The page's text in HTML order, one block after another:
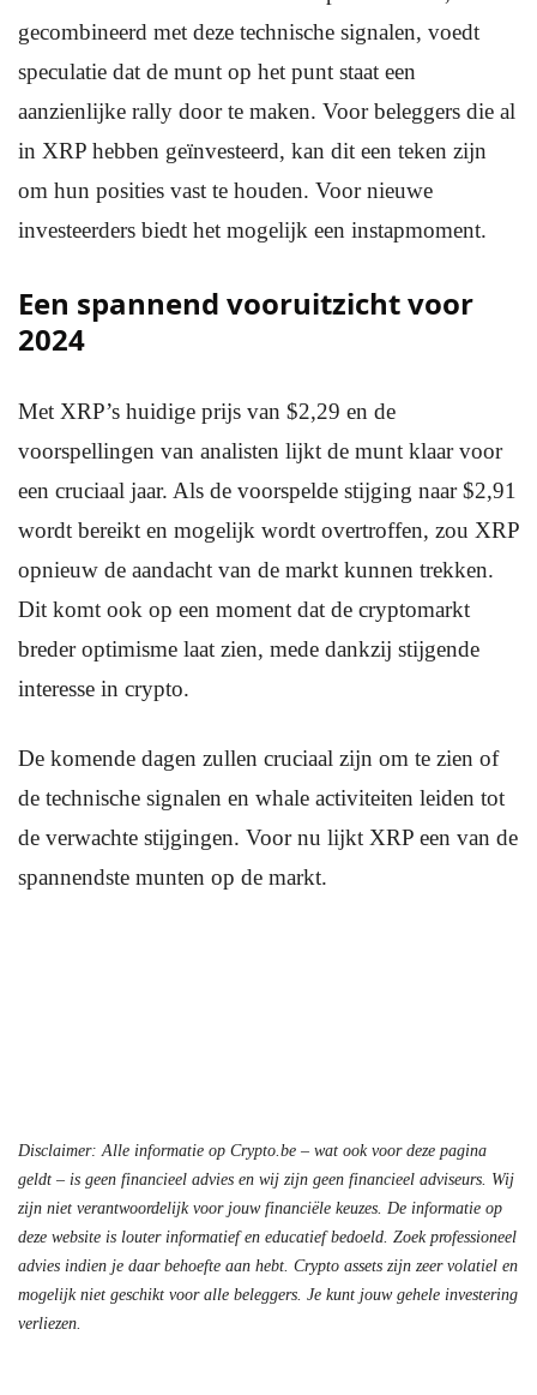
gecombineerd met deze technische signalen, voedt
speculatie dat de munt op het punt staat een
aanzienlijke rally door te maken. Voor beleggers die al
in XRP hebben geïnvesteerd, kan dit een teken zijn
om hun posities vast te houden. Voor nieuwe
investeerders biedt het mogelijk een instapmoment.
Een spannend vooruitzicht voor
2024
Met XRP’s huidige prijs van $2,29 en de
voorspellingen van analisten lijkt de munt klaar voor
een cruciaal jaar. Als de voorspelde stijging naar $2,91
wordt bereikt en mogelijk wordt overtroffen, zou XRP
opnieuw de aandacht van de markt kunnen trekken.
Dit komt ook op een moment dat de cryptomarkt
breder optimisme laat zien, mede dankzij stijgende
interesse in crypto.
De komende dagen zullen cruciaal zijn om te zien of
de technische signalen en whale activiteiten leiden tot
de verwachte stijgingen. Voor nu lijkt XRP een van de
spannendste munten op de markt.
Disclaimer: Alle informatie op Crypto.be – wat ook voor deze pagina
geldt – is geen financieel advies en wij zijn geen financieel adviseurs. Wij
zijn niet verantwoordelijk voor jouw financiële keuzes. De informatie op
deze website is louter informatief en educatief bedoeld. Zoek professioneel
advies indien je daar behoefte aan hebt. Crypto assets zijn zeer volatiel en
mogelijk niet geschikt voor alle beleggers. Je kunt jouw gehele investering
verliezen.